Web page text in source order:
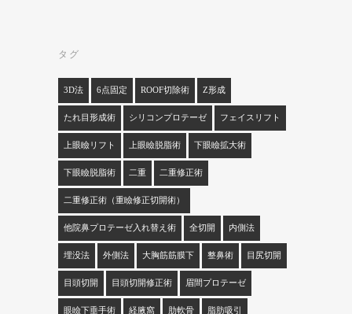
タグ
3D法 6点固定 ROOF切除術 Z形成
たれ目形成術 シリコンプロテーゼ フェイスリフト
上眼瞼リフト 上眼瞼脱脂術 下眼瞼拡大術
下眼瞼脱脂術 二重 二重修正術
二重修正術（重瞼修正切開術）
他院鼻プロテーゼ入れ替え術 全切開 内側法
埋没法 外側法 大胸筋筋膜下 整鼻術 目尻切開
目頭切開 目頭切開修正術 眉間プロテーゼ
眼瞼下垂手術 経腋窩 肋軟骨 脂肪吸引